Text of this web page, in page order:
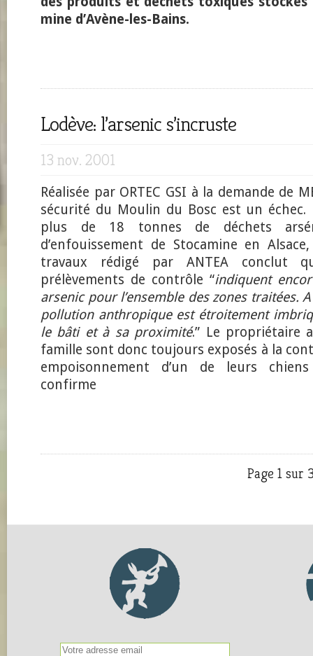
mine d’Avène-les-Bains.
Lodève: l’arsenic s’incruste
13 nov. 2001
Réalisée par ORTEC GSI à la demande de
sécurité du Moulin du Bosc est un échec.
plus de 18 tonnes de déchets
d’enfouissement de Stocamine en
travaux rédigé par ANTEA conclut
prélèvements de contrôle “indiquent
arsenic pour l’ensemble des zones traitées.
pollution anthropique est étroitement
le bâti et à sa proximité.” Le propriétaire
famille sont donc toujours exposés à la
empoisonnement d’un de leurs
confirme
Page 1 sur